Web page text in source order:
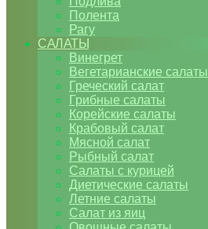
Полента
Рагу
САЛАТЫ
Винегрет
Вегетарианские салаты
Греческий салат
Грибные салаты
Корейские салаты
Крабовый салат
Мясной салат
Рыбный салат
Салаты с курицей
Диетические салаты
Летние салаты
Салат из яиц